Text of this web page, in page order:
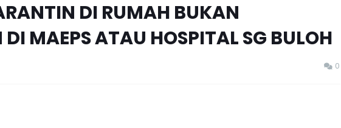
DI RUMAH BUKAN
MAEPS ATAU HOSPITAL SG BULOH
0